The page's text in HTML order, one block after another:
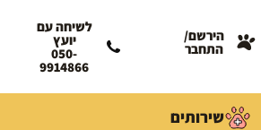
הירשם/
התחבר
לשיחה עם
יועץ
050-
9914866
שירותים